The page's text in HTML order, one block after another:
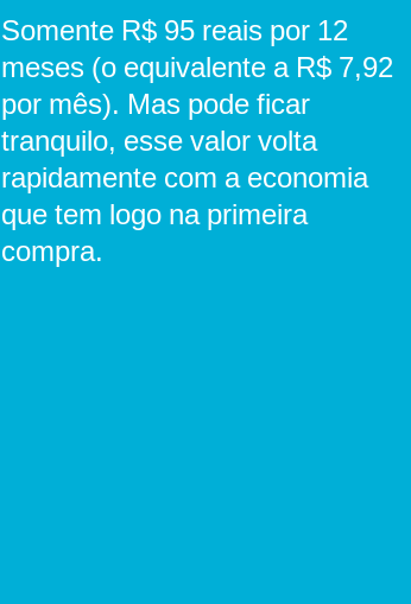
Somente R$ 95 reais por 12
meses (o equivalente a R$ 7,92
por mês). Mas pode ficar
tranquilo, esse valor volta
rapidamente com a economia
que tem logo na primeira
compra.